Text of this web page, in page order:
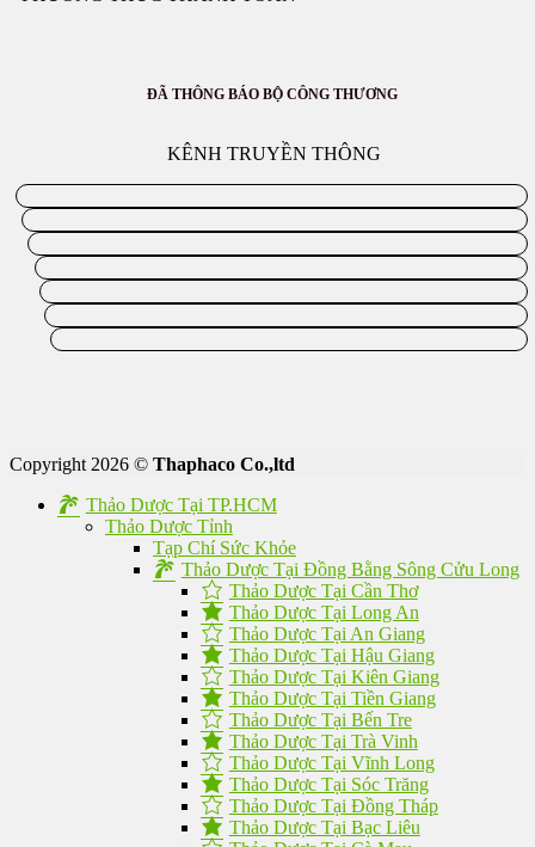
ĐÃ THÔNG BÁO BỘ CÔNG THƯƠNG
KÊNH TRUYỀN THÔNG
Copyright 2026 © Thaphaco Co.,ltd
Thảo Dược Tại TP.HCM
Thảo Dược Tỉnh
Tạp Chí Sức Khỏe
Thảo Dược Tại Đồng Bằng Sông Cửu Long
Thảo Dược Tại Cần Thơ
Thảo Dược Tại Long An
Thảo Dược Tại An Giang
Thảo Dược Tại Hậu Giang
Thảo Dược Tại Kiên Giang
Thảo Dược Tại Tiền Giang
Thảo Dược Tại Bến Tre
Thảo Dược Tại Trà Vinh
Thảo Dược Tại Vĩnh Long
Thảo Dược Tại Sóc Trăng
Thảo Dược Tại Đồng Tháp
Thảo Dược Tại Bạc Liêu